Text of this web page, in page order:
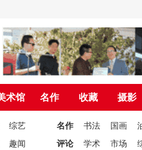
术馆 名作 收藏 摄影
综艺
趣闻
名作 书法 国画
评论
学术 市场